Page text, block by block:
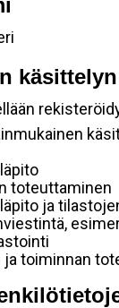
toteuttaminen
ja
ja toiminnan